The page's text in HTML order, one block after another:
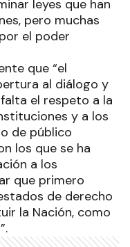
leyes que han
pero muchas
el poder
que “el
al diálogo y
el respeto a la
y a los
de público
los que se ha
a los
que primero
de derecho
la Nación, como